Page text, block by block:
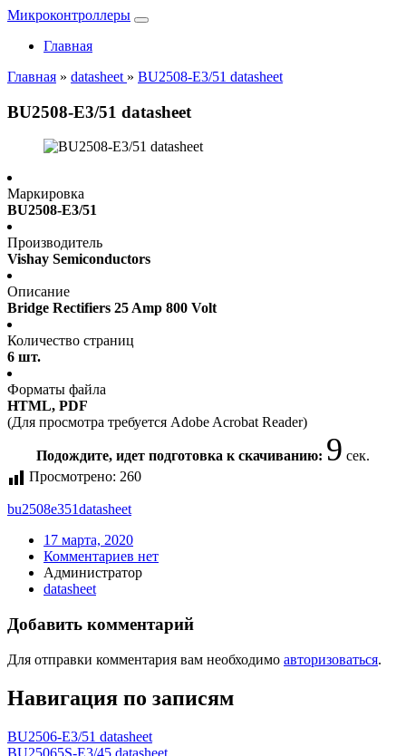
Микроконтроллеры
Главная
Главная » datasheet » BU2508-E3/51 datasheet
BU2508-E3/51 datasheet
Маркировка
BU2508-E3/51
Производитель
Vishay Semiconductors
Описание
Bridge Rectifiers 25 Amp 800 Volt
Количество страниц
6 шт.
Форматы файла
HTML, PDF
(Для просмотра требуется Adobe Acrobat Reader)
Подождите, идет подготовка к скачиванию: 9 сек.
Просмотрено: 260
bu2508e351datasheet
17 марта, 2020
Комментариев нет
Администратор
datasheet
Добавить комментарий
Для отправки комментария вам необходимо авторизоваться.
Навигация по записям
BU2506-E3/51 datasheet
BU25065S-E3/45 datasheet